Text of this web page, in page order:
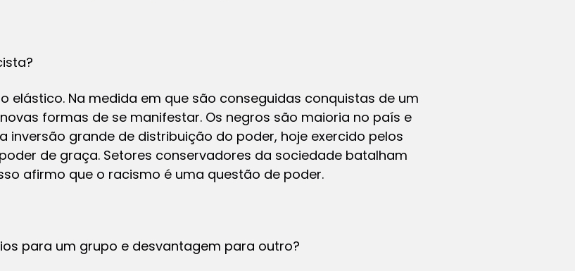
elástico. Na medida em que são conseguidas conquistas de um
formas de se manifestar. Os negros são maioria no país e
grande de distribuição do poder, hoje exercido pelos
de graça. Setores conservadores da sociedade batalham
afirmo que o racismo é uma questão de poder.
para um grupo e desvantagem para outro?